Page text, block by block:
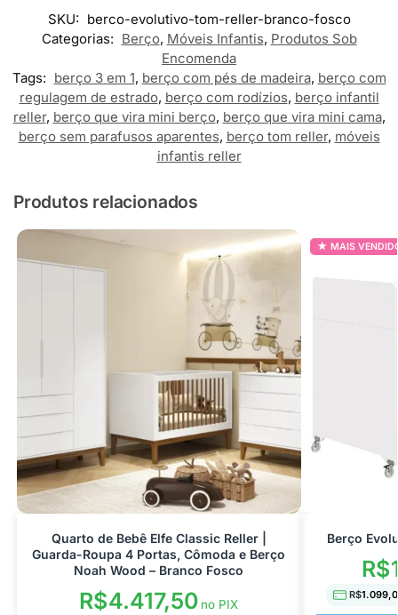
SKU: berco-evolutivo-tom-reller-branco-fosco
Categorias: Berço, Móveis Infantis, Produtos Sob
Encomenda
Tags: berço 3 em 1, berço com pés de madeira, berço com
regulagem de estrado, berço com rodízios, berço infantil
reller, berço que vira mini berço, berço que vira mini cama,
berço sem parafusos aparentes, berço tom reller, móveis
infantis reller
Produtos relacionados
Quarto de Bebê Elfe Classic Reller |
Guarda-Roupa 4 Portas, Cômoda e Berço
Noah Wood – Branco Fosco
R$4.417,50no PIX
MAIS
Berço
R$
R$